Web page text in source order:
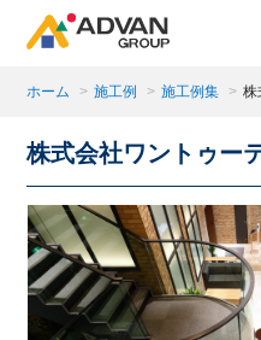
商品ページにある「お気
商品がここに表示されま
ホーム > 施工例 > 施工例集 > 株
株式会社ワントゥー